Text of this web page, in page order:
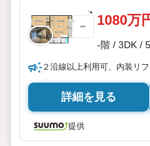
1080万
-階 / 3DK /
２沿線以上利用可、内装リ
詳細を見る
提供